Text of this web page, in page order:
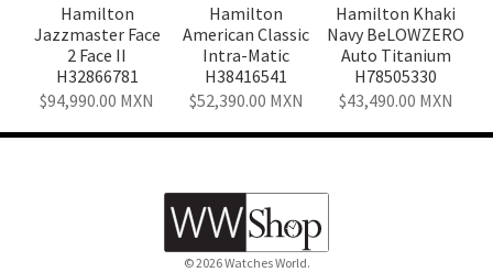
Hamilton
Jazzmaster Face
2 Face II
H32866781
94,990.00 MXN
Hamilton
American Classic
Intra-Matic
H38416541
52,390.00 MXN
Hamilton Khaki
Navy BeLOWZERO
Auto Titanium
H78505330
43,490.00 MXN
© 2026 Watches World.